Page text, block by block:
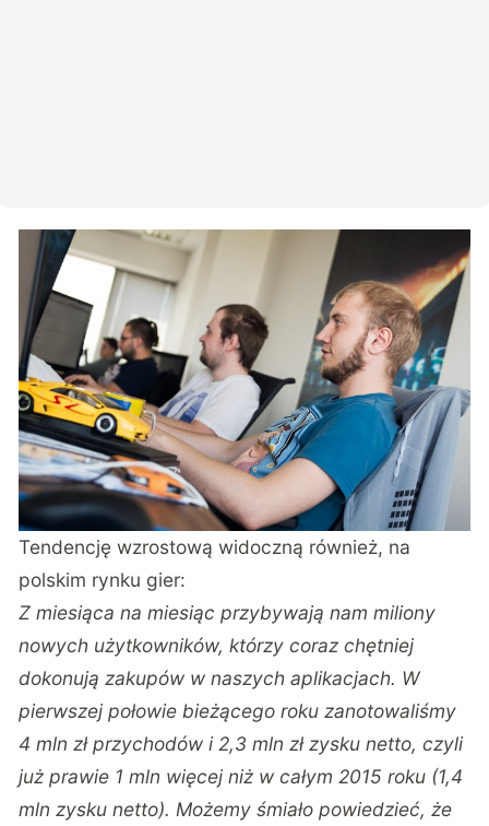
Tendencję wzrostową widoczną również, na
polskim rynku gier:
Z miesiąca na miesiąc przybywają nam miliony
nowych użytkowników, którzy coraz chętniej
dokonują zakupów w naszych aplikacjach. W
pierwszej połowie bieżącego roku zanotowaliśmy
4 mln zł przychodów i 2,3 mln zł zysku netto, czyli
już prawie 1 mln więcej niż w całym 2015 roku (1,4
mln zysku netto). Możemy śmiało powiedzieć, że